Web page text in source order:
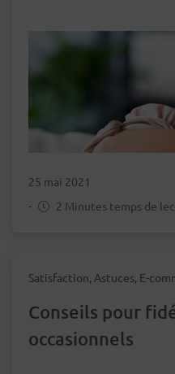
25 mai 2021
-
2 Minutes temps de
Satisfaction, Astuces, E-
Conseils pour
occasionnels